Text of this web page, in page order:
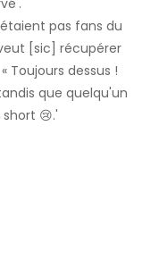
pas fans du
[sic] récupérer
Toujours dessus !
que quelqu'un
😢.'